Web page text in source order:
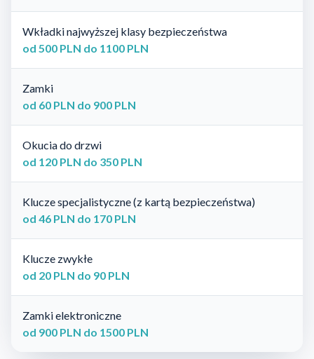
Wkładki najwyższej klasy bezpieczeństwa
od 500 PLN do 1100 PLN
Zamki
od 60 PLN do 900 PLN
Okucia do drzwi
od 120 PLN do 350 PLN
Klucze specjalistyczne (z kartą bezpieczeństwa)
od 46 PLN do 170 PLN
Klucze zwykłe
od 20 PLN do 90 PLN
Zamki elektroniczne
od 900 PLN do 1500 PLN